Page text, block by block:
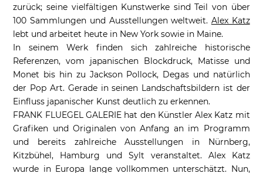
zurück; seine vielfältigen Kunstwerke sind Teil von über
100 Sammlungen und Ausstellungen weltweit. Alex Katz
lebt und arbeitet heute in New York sowie in Maine.
In seinem Werk finden sich zahlreiche historische
Referenzen, vom japanischen Blockdruck, Matisse und
Monet bis hin zu Jackson Pollock, Degas und natürlich
der Pop Art. Gerade in seinen Landschaftsbildern ist der
Einfluss japanischer Kunst deutlich zu erkennen.
FRANK FLUEGEL GALERIE hat den Künstler Alex Katz mit
Grafiken und Originalen von Anfang an im Programm
und bereits zahlreiche Ausstellungen in Nürnberg,
Kitzbühel, Hamburg und Sylt veranstaltet. Alex Katz
wurde in Europa lange vollkommen unterschätzt. Nun,